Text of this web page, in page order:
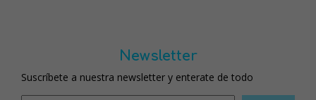
Newsletter
Suscríbete a nuestra newsletter y enterate de todo